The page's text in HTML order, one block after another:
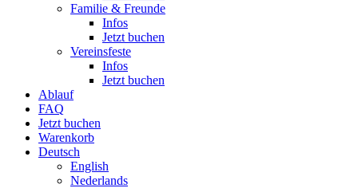
Familie & Freunde
Infos
Jetzt buchen
Ver­eins­feste
Infos
Jetzt buchen
Ablauf
FAQ
Jetzt buchen
Warenkorb
Deutsch
English
Neder­lands